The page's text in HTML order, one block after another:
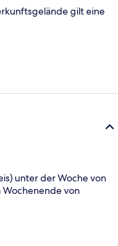
gilt eine
unter der Woche von
Wochenende von